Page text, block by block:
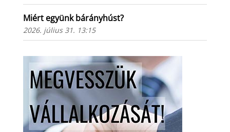
Miért együnk bárányhúst?
2026. július 31. 13:15